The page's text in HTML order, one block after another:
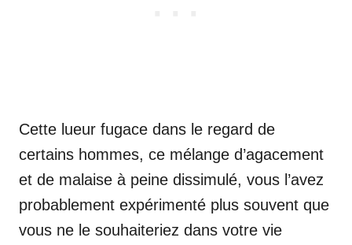
Cette lueur fugace dans le regard de
certains hommes, ce mélange d’agacement
et de malaise à peine dissimulé, vous l’avez
probablement expérimenté plus souvent que
vous ne le souhaiteriez dans votre vie